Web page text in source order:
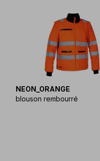
NEON_ORANGE
blouson rembourré